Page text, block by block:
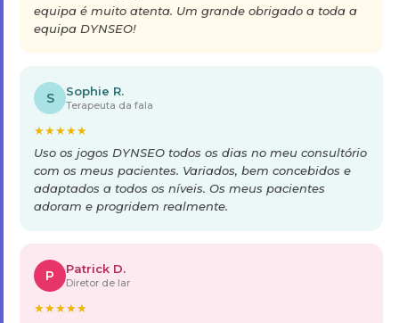
equipa é muito atenta. Um grande obrigado a toda a
equipa DYNSEO!
S Sophie R.
Terapeuta da fala
★★★★★
Uso os jogos DYNSEO todos os dias no meu consultório
com os meus pacientes. Variados, bem concebidos e
adaptados a todos os níveis. Os meus pacientes
adoram e progridem realmente.
P Patrick D.
Diretor de lar
★★★★★